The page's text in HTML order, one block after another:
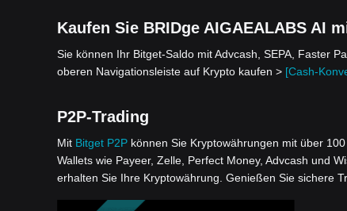
Kaufen Sie BRIDge AIGAEALABS AI
Sie können Ihr Bitget-Saldo mit Advcash, SEPA, Faster
oberen Navigationsleiste auf Krypto kaufen > [Cash-
P2P-Trading
Mit Bitget P2P können Sie Kryptowährungen mit über
Wallets wie Payeer, Zelle, Perfect Money, Advcash und
erhalten Sie Ihre Kryptowährung. Genießen Sie sichere